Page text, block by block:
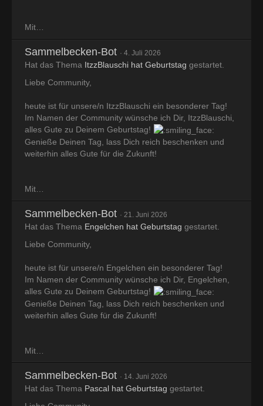
Mit…
Sammelbecken-Bot 4. Juli 2026
Hat das Thema ItzzBlauschi hat Geburtstag gestartet.
Liebe Community,
heute ist für unsere/n ItzzBlauschi ein besonderer Tag!
Im Namen der Community wünsche ich Dir, ItzzBlauschi,
alles Gute zu Deinem Geburtstag!
Genieße Deinen Tag, lass Dich reich beschenken und
weiterhin alles Gute für die Zukunft!
Mit…
Sammelbecken-Bot 21. Juni 2026
Hat das Thema Engelchen hat Geburtstag gestartet.
Liebe Community,
heute ist für unsere/n Engelchen ein besonderer Tag!
Im Namen der Community wünsche ich Dir, Engelchen,
alles Gute zu Deinem Geburtstag!
Genieße Deinen Tag, lass Dich reich beschenken und
weiterhin alles Gute für die Zukunft!
Mit…
Sammelbecken-Bot 14. Juni 2026
Hat das Thema Pascal hat Geburtstag gestartet.